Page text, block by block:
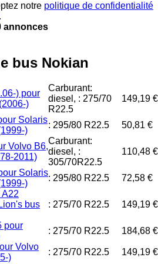
notre politique de confidentialité
annonces
bus Nokian
) pour
)
Carburant:
diesel, : 275/70
R22.5
149,19 €
Solaris
)
: 295/80 R22.5 50,81 €
Volvo B6,
2011)
Carburant:
diesel, :
305/70R22.5
110,48 €
Solaris
)
: 295/80 R22.5
72,58 €
bus
: 275/70 R22.5 149,19 €
pour
: 275/70 R22.5
184,68 €
Volvo
)
: 275/70 R22.5
149,19 €